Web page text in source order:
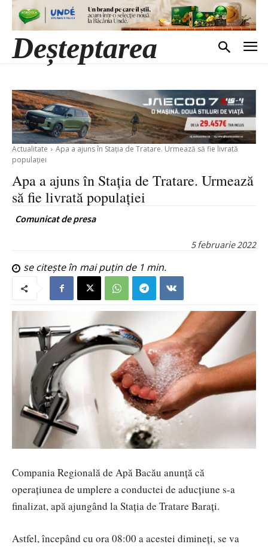
Deșteptarea
Actualitate
Apa a ajuns în Stația de Tratare. Urmează să fie livrată
populației
Apa a ajuns în Stația de Tratare. Urmează
să fie livrată populației
Comunicat de presa
5 februarie 2022
se citește în mai puțin de 1 min.
Compania Regională de Apă Bacău anunță că
operațiunea de umplere a conductei de aducțiune s-a
finalizat, apă ajungând la Stația de Tratare Barați.
Astfel, începând cu ora 08:00 a acestei dimineți, se va